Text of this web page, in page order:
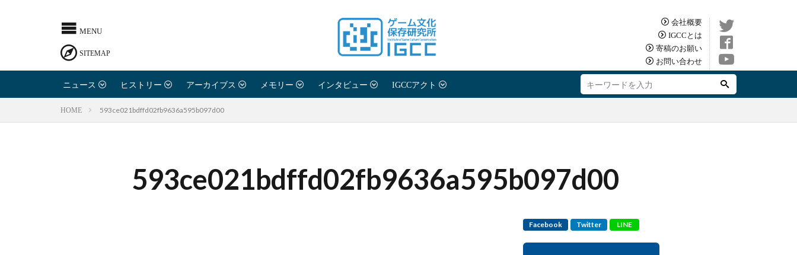
会社概要
IGCCとは
寄稿のお願い
お問い合わせ
ニュース ヒストリー アーカイブス メモリー インタビュー IGCCアクト
HOME 593ce021bdffd02fb9636a595b097d00
593ce021bdffd02fb9636a595b097d00
Facebook Twitter LINE